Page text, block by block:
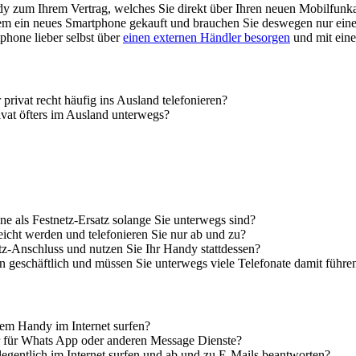
zum Ihrem Vertrag, welches Sie direkt über Ihren neuen
ein neues Smartphone gekauft und brauchen Sie deswegen nur
lieber selbst übereinen externen Händler besorgen und mit
recht häufig ins Ausland telefonieren?
öfters im Ausland unterwegs?
als Festnetz-Ersatz solange Sie unterwegs sind?
werden und telefonieren Sie nur ab und zu?
Anschluss und nutzen Sie Ihr Handy stattdessen?
und müssen Sie unterwegs viele Telefonate damit
Handy im Internet surfen?
Whats App oder anderen Message Dienste?